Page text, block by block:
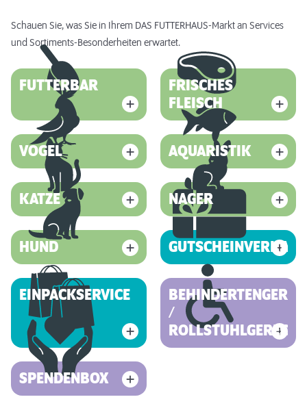
Schauen Sie, was Sie in Ihrem DAS FUTTERHAUS-Markt an Services
und Sortiments-Besonderheiten erwartet.
FUTTERBAR
FRISCHES
FLEISCH
VOGEL AQUARISTIK
KATZE NAGER
HUND GUTSCHEINVERKAUF
EINPACKSERVICE
/
ROLLSTUHLGERECHT
SPENDENBOX